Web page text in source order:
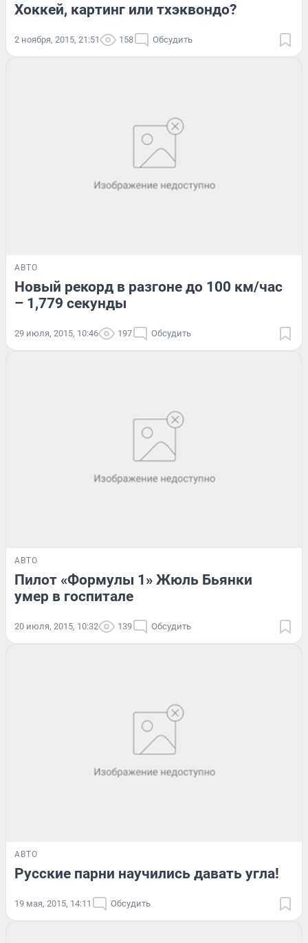
Хоккей, картинг или тхэквондо?
2 ноября, 2015, 21:51 158 Обсудить
АВТО
Новый рекорд в разгоне до 100 км/час
– 1,779 секунды
29 июля, 2015, 10:46 197 Обсудить
АВТО
Пилот «Формулы 1» Жюль Бьянки
умер в госпитале
20 июля, 2015, 10:32 139 Обсудить
АВТО
Русские парни научились давать угла!
19 мая, 2015, 14:11 Обсудить